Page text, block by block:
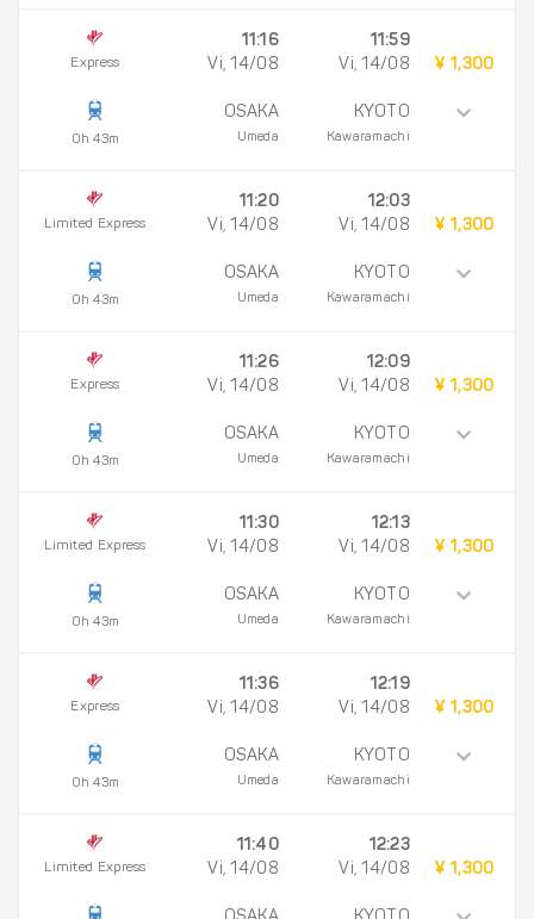
Express
0h 43m
11:16
Vi, 14/08
OSAKA
Umeda
11:59
Vi, 14/08
KYOTO
Kawaramachi
¥ 1,300
Limited Express
0h 43m
11:20
Vi, 14/08
OSAKA
Umeda
12:03
Vi, 14/08
KYOTO
Kawaramachi
¥ 1,300
Express
0h 43m
11:26
Vi, 14/08
OSAKA
Umeda
12:09
Vi, 14/08
KYOTO
Kawaramachi
¥ 1,300
Limited Express
0h 43m
11:30
Vi, 14/08
OSAKA
Umeda
12:13
Vi, 14/08
KYOTO
Kawaramachi
¥ 1,300
Express
0h 43m
11:36
Vi, 14/08
OSAKA
Umeda
12:19
Vi, 14/08
KYOTO
Kawaramachi
¥ 1,300
Limited Express
11:40
Vi, 14/08
12:23
Vi, 14/08
¥ 1,300